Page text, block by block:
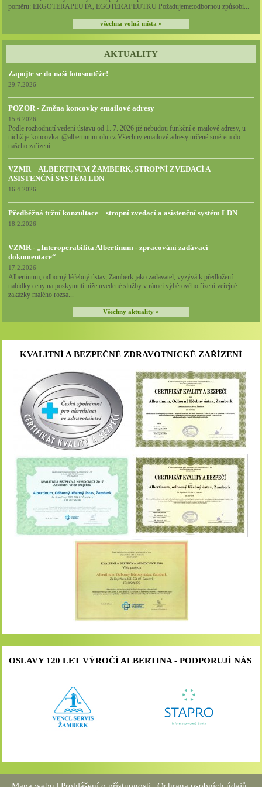
poměru: ERGOTERAPEUTA, EGOTERAPEUTKU Požadujeme:odbornou způsobi...
všechna volná místa »
AKTUALITY
Zapojte se do naší fotosoutěže!
29.7.2026
POZOR - Změna koncovky emailové adresy
15.6.2026
Podle rozhodnutí vedení ústavu od 1. 7. 2026 již nebudou funkční e-mailové adresy, u
nichž je koncovka: @albertinum-olu.cz Všechny emailové adresy určené směrem do
našeho zařízení ...
VZMR – ALBERTINUM ŽAMBERK, STROPNÍ ZVEDACÍ A
ASISTENČNÍ SYSTÉM LDN
16.4.2026
Předběžná tržní konzultace – stropní zvedací a asistenční systém LDN
18.2.2026
VZMR - „Interoperabilita Albertinum - zpracování zadávací
dokumentace“
17.2.2026
Albertinum, odborný léčebný ústav, Žamberk jako zadavatel, vyzývá k předložení
nabídky ceny na poskytnutí níže uvedené služby v rámci výběrového řízení veřejné
zakázky malého rozsa...
Všechny aktuality »
KVALITNÍ A BEZPEČNÉ ZDRAVOTNICKÉ ZAŘÍZENÍ
OSLAVY 120 LET VÝROČÍ ALBERTINA - PODPORUJÍ NÁS
jakkoli identifikovali, a nikdy do nich neumisťujeme citlivá
nebo osobní data.